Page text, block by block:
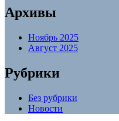
Архивы
Ноябрь 2025
Август 2025
Рубрики
Без рубрики
Новости